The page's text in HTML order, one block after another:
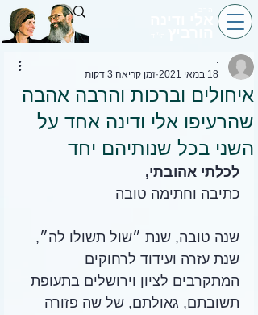
איחולים וברכות והרבה אהבה
שהרעיפו אלי ודינה אחד על
השני בכל שנותיהם יחד
.
18 במאי 2021
זמן קריאה 3 דקות
לכלתי אהובתי,
כתיבה וחתימה טובה
שנה טובה, שנת ״שול תשולו לה״,
שנת עזרה ועידוד לרחוקים
המתקרבים לציון וירושלים בתעופת
תשובתם, גאולתם, של שה פזורה